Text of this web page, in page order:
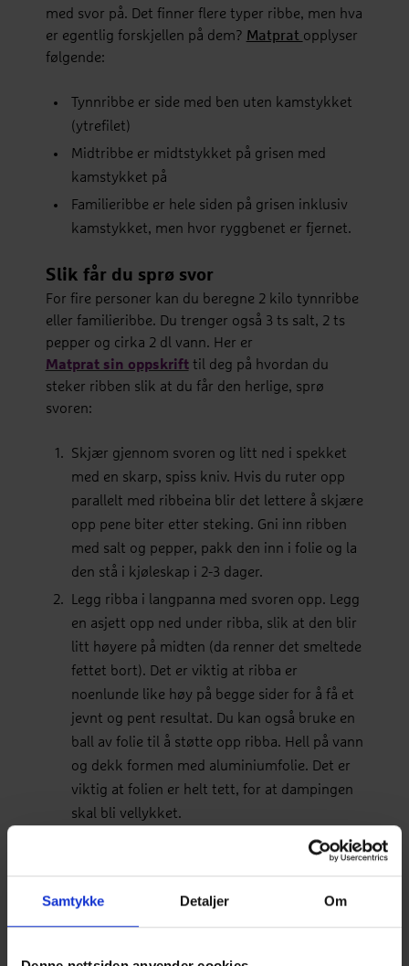
Samtykke Detaljer Om
med svor på. Det finner flere typer ribbe, men hva
er egentlig forskjellen på dem? Matprat opplyser
følgende:
Tynnribbe er side med ben uten kamstykket
(ytrefilet)
Midtribbe er midtstykket på grisen med
kamstykket på
Familieribbe er hele siden på grisen inklusiv
kamstykket, men hvor ryggbenet er fjernet.
Slik får du sprø svor
For fire personer kan du beregne 2 kilo tynnribbe
eller familieribbe. Du trenger også 3 ts salt, 2 ts
pepper og cirka 2 dl vann. Her er
Matprat sin oppskrifttil deg på hvordan du
steker ribben slik at du får den herlige, sprø
svoren:
Skjær gjennom svoren og litt ned i spekket
med en skarp, spiss kniv. Hvis du ruter opp
parallelt med ribbeina blir det lettere å skjære
opp pene biter etter steking. Gni inn ribben
med salt og pepper, pakk den inn i folie og la
den stå i kjøleskap i 2-3 dager.
Legg ribba i langpanna med svoren opp. Legg
en asjett opp ned under ribba, slik at den blir
litt høyere på midten (da renner det smeltede
fettet bort). Det er viktig at ribba er
noenlunde like høy på begge sider for å få et
jevnt og pent resultat. Du kan også bruke en
ball av folie til å støtte opp ribba. Hell på vann
og dekk formen med aluminiumfolie. Det er
viktig at folien er helt tett, for at dampingen
skal bli vellykket.
Forvarm ovnen til 230 °C. Sett langpanna
midt i ovnen og damp i ca. 45 minutter. Nå
videre i ca. 1-1 1/2 time. Uansett om ribben